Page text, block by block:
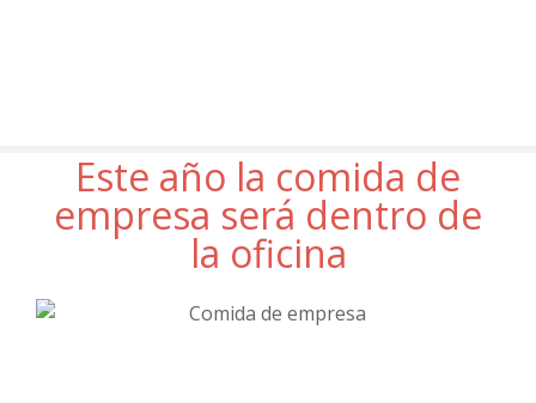
Este año la comida de
empresa será dentro de
la oficina